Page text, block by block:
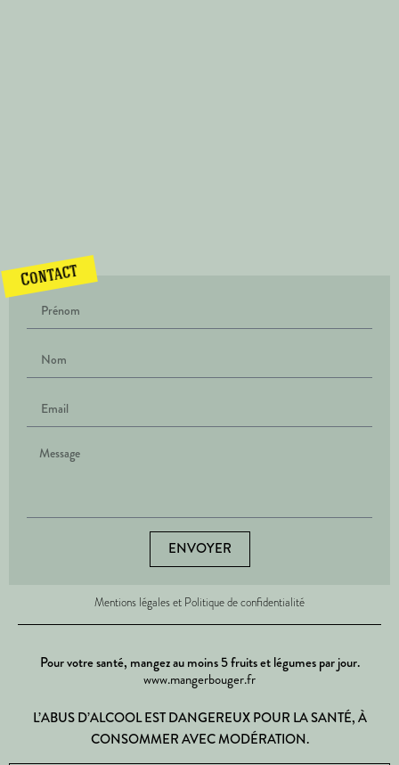
Contact
ENVOYER
Mentions légales et Politique de confidentialité
Pour votre santé, mangez au moins 5 fruits et légumes par jour.
www.mangerbouger.fr
L’ABUS D’ALCOOL EST DANGEREUX POUR LA SANTÉ, À
CONSOMMER AVEC MODÉRATION.